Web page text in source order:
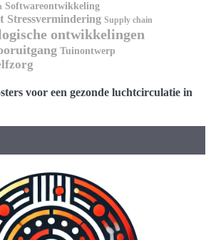
Softwareontwikkeling
Stressvermindering Supply chain
ontwikkelingen
Tuinontwerp
voor een gezonde luchtcirculatie in